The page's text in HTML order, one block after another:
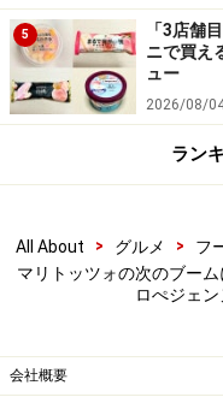
トッツォ」に似てポッ
2022年はカスタード
ています。今後ブレ
人気のいちごスイー
ごと濃厚ミルクが溶
「サクコローネ」が
5
「3店舗
ニで買え
ュー
2026/08/
ラン
All About > グルメ > フ
マリトッツォの次のブー
ロぺジェ
会社概要